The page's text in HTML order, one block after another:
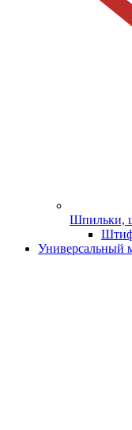
Шпильки,
Универсальный